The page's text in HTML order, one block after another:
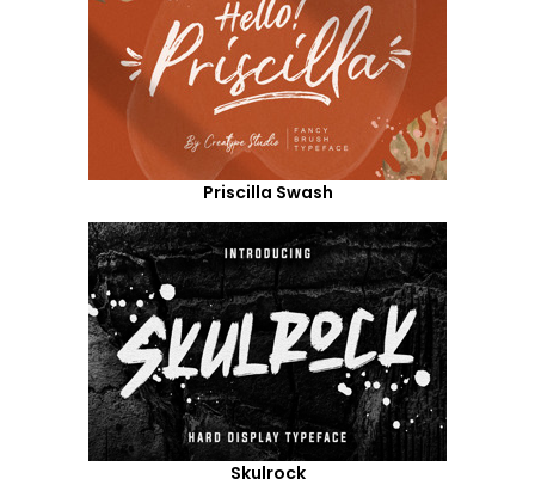
Priscilla Swash
Skulrock